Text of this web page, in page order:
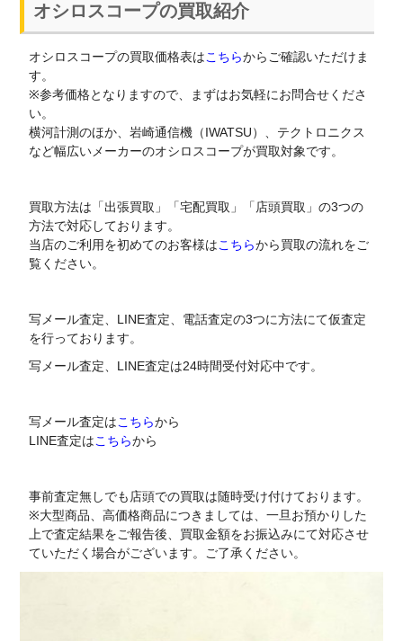
オシロスコープの買取紹介
オシロスコープの買取価格表はこちらからご確認いただけま
す。
※参考価格となりますので、まずはお気軽にお問合せくださ
い。
横河計測のほか、岩崎通信機（IWATSU）、テクトロニクス
など幅広いメーカーのオシロスコープが買取対象です。
買取方法は「出張買取」「宅配買取」「店頭買取」の3つの
方法で対応しております。
当店のご利用を初めてのお客様はこちらから買取の流れをご
覧ください。
写メール査定、LINE査定、電話査定の3つに方法にて仮査定
を行っております。
写メール査定、LINE査定は24時間受付対応中です。
写メール査定はこちらから
LINE査定はこちらから
事前査定無しでも店頭での買取は随時受け付けております。
※大型商品、高価格商品につきましては、一旦お預かりした
上で査定結果をご報告後、買取金額をお振込みにて対応させ
ていただく場合がございます。ご了承ください。